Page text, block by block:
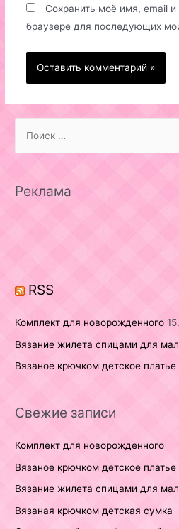
Сохранить моё имя, email и
браузере для последующих
r
:
Реклама
RSS
Комплект для новорожденного
Вязание жилета спицами для
Вязаное крючком детское платье
Свежие записи
Комплект для новорожденного
Вязаное крючком детское платье
Вязание жилета спицами для
Вязаная крючком детская сумка